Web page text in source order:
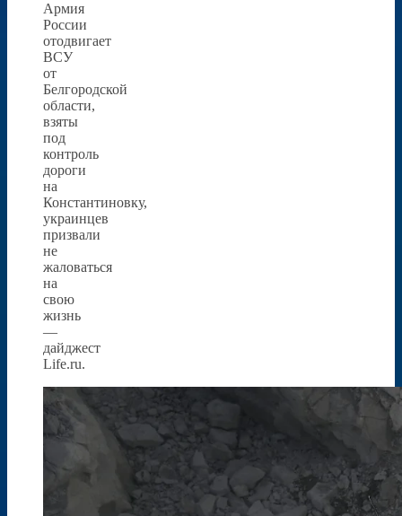
Армия
России
отодвигает
ВСУ
от
Белгородской
области,
взяты
под
контроль
дороги
на
Константиновку,
украинцев
призвали
не
жаловаться
на
свою
жизнь
—
дайджест
Life.ru.